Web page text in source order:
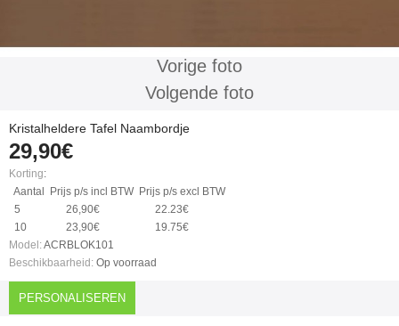
Vorige foto
Volgende foto
Kristalheldere Tafel Naambordje
29,90€
Korting:
Aantal
Prijs p/s incl BTW Prijs p/s excl BTW
5
26,90€
22.23€
10
23,90€
19.75€
Model:ACRBLOK101
Beschikbaarheid: Op voorraad
PERSONALISEREN